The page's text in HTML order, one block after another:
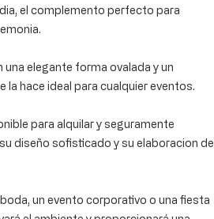
el complemento perfecto para
elegante forma ovalada y un
hace ideal para cualquier eventos.
para alquilar y seguramente
diseño sofisticado y su elaboracion de
un evento corporativo o una fiesta